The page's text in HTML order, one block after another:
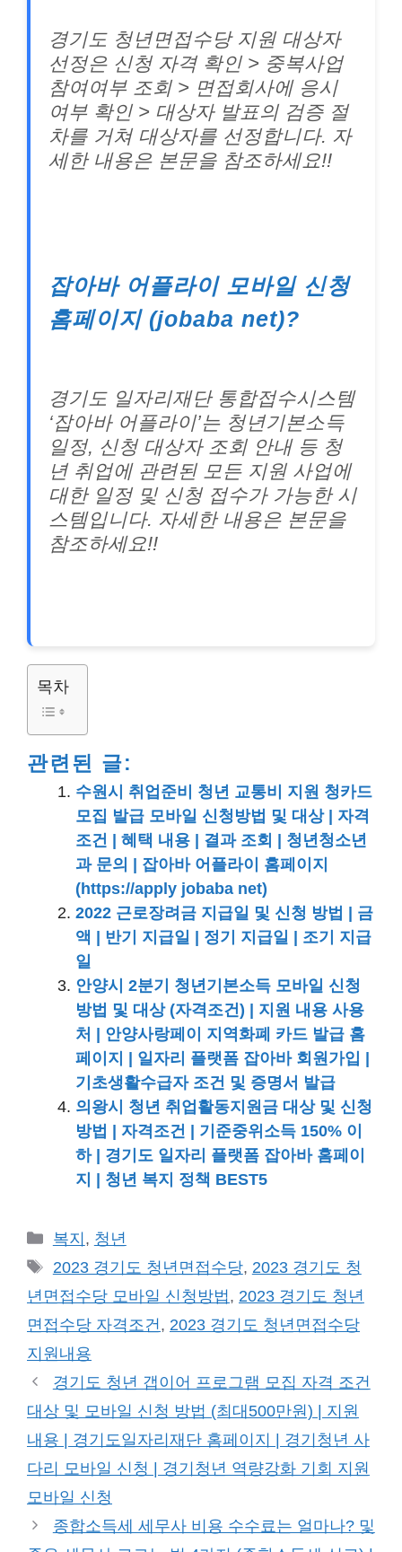
경기도 청년면접수당 지원 대상자
선정은 신청 자격 확인 > 중복사업
참여여부 조회 > 면접회사에 응시
여부 확인 > 대상자 발표의 검증 절
차를 거쳐 대상자를 선정합니다. 자
세한 내용은 본문을 참조하세요!!
잡아바 어플라이 모바일 신청
홈페이지 (jobaba net)?
경기도 일자리재단 통합접수시스템
‘잡아바 어플라이’는 청년기본소득
일정, 신청 대상자 조회 안내 등 청
년 취업에 관련된 모든 지원 사업에
대한 일정 및 신청 접수가 가능한 시
스템입니다. 자세한 내용은 본문을
참조하세요!!
목차
관련된 글:
수원시 취업준비 청년 교통비 지원 청카드
모집 발급 모바일 신청방법 및 대상 | 자격
조건 | 혜택 내용 | 결과 조회 | 청년청소년
과 문의 | 잡아바 어플라이 홈페이지
(https://apply jobaba net)
2022 근로장려금 지급일 및 신청 방법 | 금
액 | 반기 지급일 | 정기 지급일 | 조기 지급
일
안양시 2분기 청년기본소득 모바일 신청
방법 및 대상 (자격조건) | 지원 내용 사용
처 | 안양사랑페이 지역화폐 카드 발급 홈
페이지 | 일자리 플랫폼 잡아바 회원가입 |
기초생활수급자 조건 및 증명서 발급
의왕시 청년 취업활동지원금 대상 및 신청
방법 | 자격조건 | 기준중위소득 150% 이
하 | 경기도 일자리 플랫폼 잡아바 홈페이
지 | 청년 복지 정책 BEST5
카
테
리
복지 , 청년
태
그
2023 경기도 청년면접수당, 2023 경기도 청
년면접수당 모바일 신청방법 , 2023 경기도 청년
면접수당 자격조건 , 2023 경기도 청년면접수당
지원내용
경기도 청년 갭이어 프로그램 모집 자격 조건
대상 및 모바일 신청 방법 (최대500만원) | 지원
내용 | 경기도일자리재단 홈페이지 | 경기청년 사
다리 모바일 신청 | 경기청년 역량강화 기회 지원
모바일 신청
종합소득세 세무사 비용 수수료는 얼마나? 및